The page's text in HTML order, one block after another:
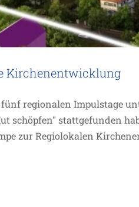
Kirchenentwicklung
regionalen Impulstage
schöpfen" stattgefunden
zur Regiolokalen